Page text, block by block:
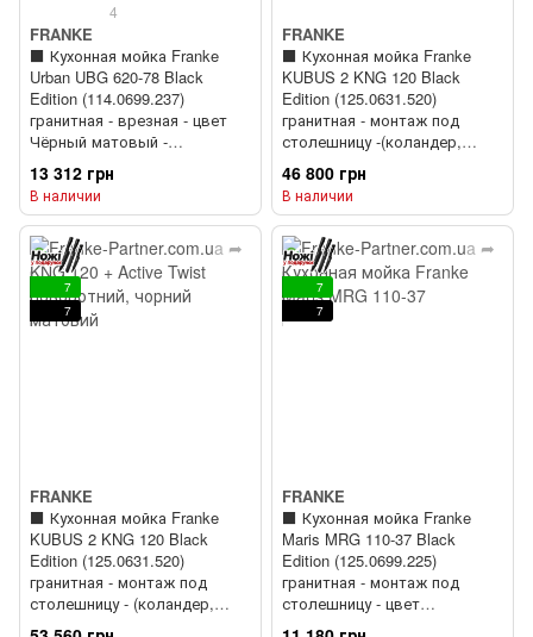
4
FRANKE
⬛️ Кухонная мойка Franke
Urban UBG 620-78 Black
Edition (114.0699.237)
гранитная - врезная - цвет
Чёрный матовый -
(пластиковый коландер в
комлекте)
13 312 грн
В наличии
FRANKE
⬛️ Кухонная мойка Franke
KUBUS 2 KNG 120 Black
Edition (125.0631.520)
гранитная - монтаж под
столешницу -(коландер,
коврик Rollmat, аксессуары
Color line в комплекте) + ⬛️
Кухонный смеситель Franke
Active Twist (115.0669.769)
Черный матовый
46 800 грн
В наличии
7
7
FRANKE
⬛️ Кухонная мойка Franke
KUBUS 2 KNG 120 Black
Edition (125.0631.520)
гранитная - монтаж под
столешницу - (коландер,
коврик Rollmat, аксессуары
7
7
FRANKE
⬛️ Кухонная мойка Franke
Maris MRG 110-37 Black
Edition (125.0699.225)
гранитная - монтаж под
столешницу - цвет
Черный матовый